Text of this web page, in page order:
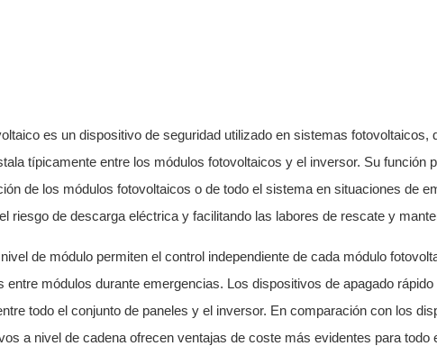
es un dispositivo de seguridad utilizado en sistemas fotovoltaicos,
típicamente entre los módulos fotovoltaicos y el inversor. Su función
de los módulos fotovoltaicos o de todo el sistema en situaciones de
riesgo de descarga eléctrica y facilitando las labores de rescate y
de módulo permiten el control independiente de cada módulo
módulos durante emergencias. Los dispositivos de apagado
todo el conjunto de paneles y el inversor. En comparación con los
a nivel de cadena ofrecen ventajas de coste más evidentes para todo